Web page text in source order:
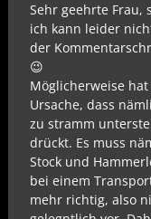
Sehr geehrte Frau,
ich kann leider
der
😉
Möglicherweise
Ursache, dass
zu stramm
drückt. Es muss
Stock und
bei einem
mehr richtig, also